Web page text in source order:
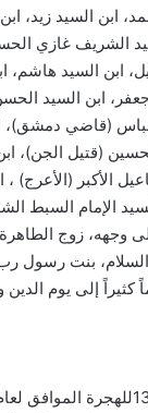
ابن السيد زيد،
الشريف غازي
ابن السيد هاشم،
جعفر، ابن السيد
(قاضي دمشق)،
(قتيل الجن)،
الأكبر (الأعرج) ،
الإمام السبط
وجهه، زوج
بنت رسول
إلى يوم الدين